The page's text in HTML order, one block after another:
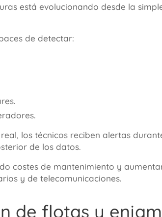
está evolucionando desde la
de detectar:
los técnicos reciben alertas
de los datos.
costes de mantenimiento y
y de telecomunicaciones.
de flotas y